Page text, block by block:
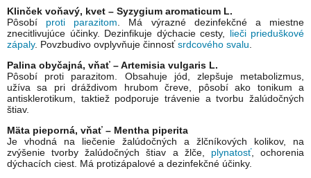
Klinček voňavý, kvet – Syzygium aromaticum L.
Pôsobí proti parazitom . Má výrazné dezinfekčné a miestne
znecitlivujúce účinky. Dezinfikuje dýchacie cesty, lieči prieduškové
zápaly. Povzbudivo ovplyvňuje činnosťsrdcového svalu
Palina obyčajná, vňať – Artemisia vulgaris L.
Pôsobí proti parazitom. Obsahuje jód, zlepšuje metabolizmus,
užíva sa pri dráždivom hrubom čreve, pôsobí ako tonikum a
antisklerotikum, taktiež podporuje trávenie a tvorbu žalúdočných
štiav.
Mäta pieporná, vňať – Mentha piperita
Je vhodná na liečenie žalúdočných a žlčníkových kolikov, na
zvýšenie tvorby žalúdočných štiav a žlče, plynatosť, ochorenia
dýchacích ciest. Má protizápalové a dezinfekčné účinky.